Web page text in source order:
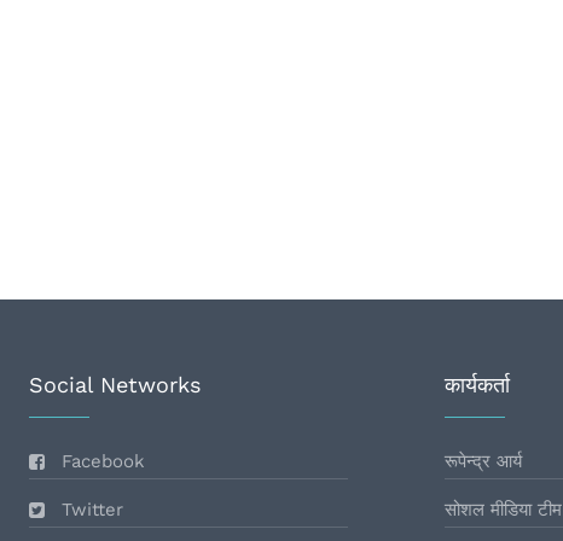
Social Networks
Facebook
Twitter
कार्यकर्ता
रूपेन्द्र आर्य
सोशल मीडिया टीम